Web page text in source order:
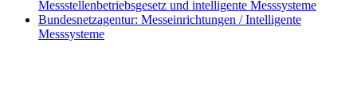
Messstellenbetriebsgesetz und intelligente Messsysteme
Bundesnetzagentur: Messeinrichtungen / Intelligente
Messsysteme